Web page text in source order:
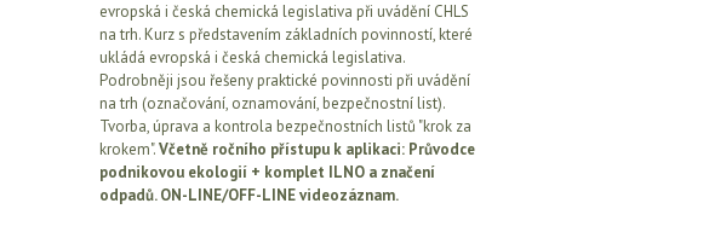
evropská i česká chemická legislativa při uvádění CHLS
na trh. Kurz s představením základních povinností, které
ukládá evropská i česká chemická legislativa.
Podrobněji jsou řešeny praktické povinnosti při uvádění
na trh (označování, oznamování, bezpečnostní list).
Tvorba, úprava a kontrola bezpečnostních listů "krok za
krokem".Včetně ročního přístupu k aplikaci: Průvodce
podnikovou ekologií + komplet ILNO a značení
odpadů. ON-LINE/OFF-LINE videozáznam.